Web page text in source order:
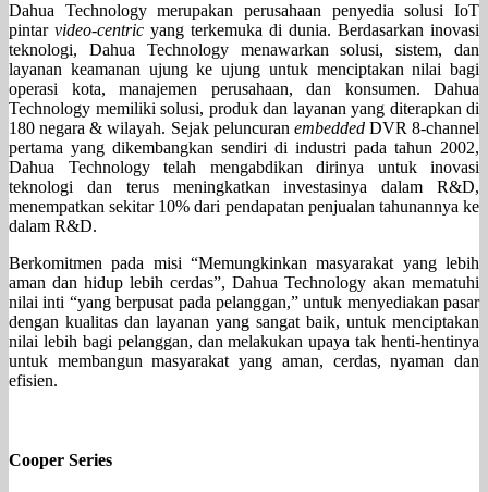
Dahua Technology merupakan perusahaan penyedia solusi IoT
pintar video-centric yang terkemuka di dunia. Berdasarkan inovasi
teknologi, Dahua Technology menawarkan solusi, sistem, dan
layanan keamanan ujung ke ujung untuk menciptakan nilai bagi
operasi kota, manajemen perusahaan, dan konsumen. Dahua
Technology memiliki solusi, produk dan layanan yang diterapkan di
180 negara & wilayah. Sejak peluncuran embeddedDVR 8-channel
pertama yang dikembangkan sendiri di industri pada tahun 2002,
Dahua Technology telah mengabdikan dirinya untuk inovasi
teknologi dan terus meningkatkan investasinya dalam R&D,
menempatkan sekitar 10% dari pendapatan penjualan tahunannya ke
dalam R&D.
Berkomitmen pada misi “Memungkinkan masyarakat yang lebih
aman dan hidup lebih cerdas”, Dahua Technology akan mematuhi
nilai inti “yang berpusat pada pelanggan,” untuk menyediakan pasar
dengan kualitas dan layanan yang sangat baik, untuk menciptakan
nilai lebih bagi pelanggan, dan melakukan upaya tak henti-hentinya
untuk membangun masyarakat yang aman, cerdas, nyaman dan
efisien.
Cooper Series